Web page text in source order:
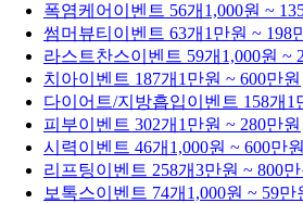
폭염케어 이벤트 56개 1,000원 ~
썸머뷰티 이벤트 63개 1만원 ~ 198
라스트찬스이벤트 59개 1,000원 ~
치아이벤트 187개 1만원 ~ 600만원
다이어트/지방흡입이벤트 158개 1
피부이벤트 302개 1만원 ~ 280만원
시력이벤트 46개 1,000원 ~ 600만원
리프팅이벤트 258개3만원 ~ 800만
보톡스이벤트 74개 1,000원 ~ 59만